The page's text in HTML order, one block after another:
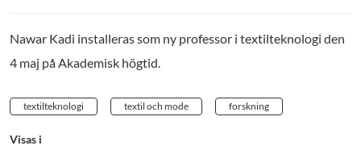
Nawar Kadi installeras som ny professor i textilteknologi den
4 maj på Akademisk högtid.
textilteknologi textil och mode forskning
Visas i